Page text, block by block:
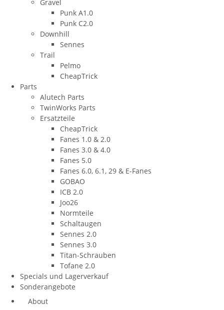
Gravel
Punk A1.0
Punk C2.0
Downhill
Sennes
Trail
Pelmo
CheapTrick
Parts
Alutech Parts
TwinWorks Parts
Ersatzteile
CheapTrick
Fanes 1.0 & 2.0
Fanes 3.0 & 4.0
Fanes 5.0
Fanes 6.0, 6.1, 29 & E-Fanes
GOBAO
ICB 2.0
Joo26
Normteile
Schaltaugen
Sennes 2.0
Sennes 3.0
Titan-Schrauben
Tofane 2.0
Specials und Lagerverkauf
Sonderangebote
About